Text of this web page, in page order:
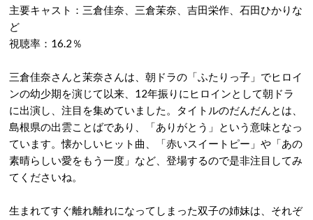
主要キャスト：三倉佳奈、三倉茉奈、吉田栄作、石田ひかりな
ど
視聴率：16.2％
三倉佳奈さんと茉奈さんは、朝ドラの「ふたりっ子」でヒロイ
ンの幼少期を演じて以来、12年振りにヒロインとして朝ドラ
に出演し、注目を集めていました。タイトルのだんだんとは、
島根県の出雲ことばであり、「ありがとう」という意味となっ
ています。懐かしいヒット曲、「赤いスイートピー」や「あの
素晴らしい愛をもう一度」など、登場するので是非注目してみ
てくださいね。
生まれてすぐ離れ離れになってしまった双子の姉妹は、それぞ